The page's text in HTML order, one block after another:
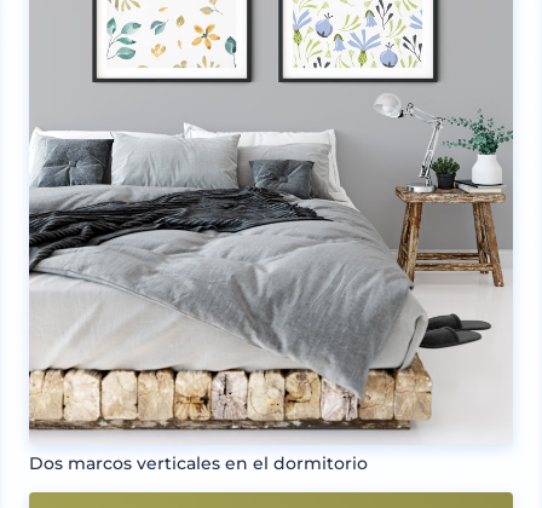
Dos marcos verticales en el dormitorio